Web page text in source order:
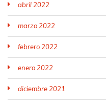
abril 2022
marzo 2022
febrero 2022
enero 2022
diciembre 2021